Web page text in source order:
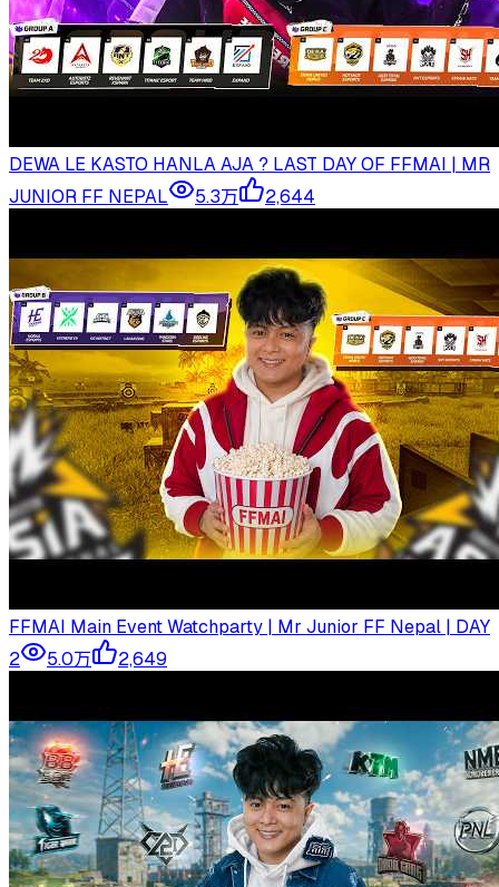
DEWA LE KASTO HANLA AJA ? LAST DAY OF FFMAI | MR
JUNIOR FF NEPAL
5.3万 2,644
FFMAI Main Event Watchparty | Mr Junior FF Nepal | DAY
2
5.0万 2,649